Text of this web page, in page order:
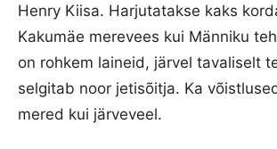
Henry Kiisa. Harjutatakse kaks
Kakumäe merevees kui Männiku
on rohkem laineid, järvel tavaliselt
selgitab noor jetisõitja. Ka
mered kui järveveel.